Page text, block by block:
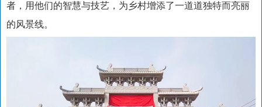
者，用他们的智慧与技艺，为乡村增添了一道道独特而亮丽
的风景线。